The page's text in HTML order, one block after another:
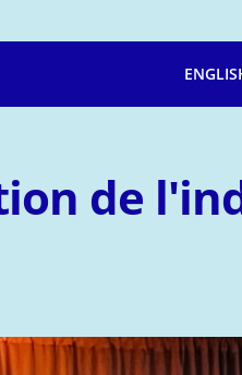
de